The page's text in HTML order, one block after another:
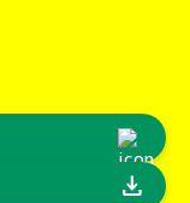
download